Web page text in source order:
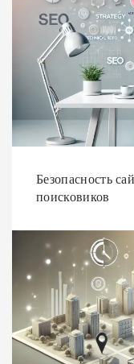
Безопасность
поисковиков